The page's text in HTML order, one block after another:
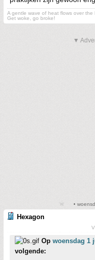
A gentle wave of heat flows over the
Get woke, go broke!
▼
•
Hexagon
Op woensdag 1
volgende: